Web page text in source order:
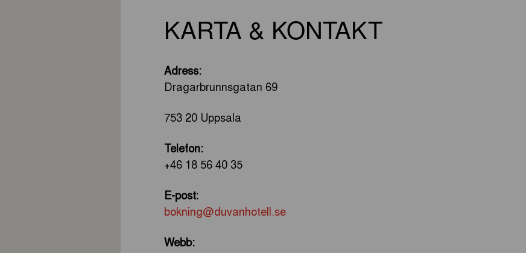
KARTA & KONTAKT
Adress:
Dragarbrunnsgatan 69
753 20 Uppsala
Telefon:
+46 18 56 40 35
E-post:
bokning@duvanhotell.se
Webb: